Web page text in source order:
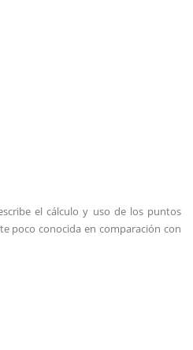
el cálculo y uso de los puntos
poco conocida en comparación con